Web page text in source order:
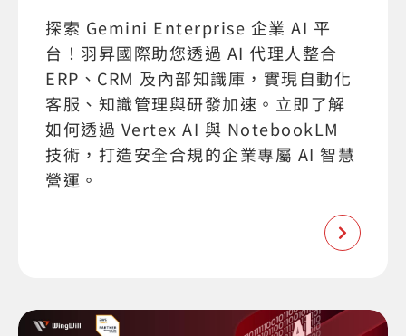
探索 Gemini Enterprise 企業 AI 平
台！羽昇國際助您透過 AI 代理人整合
ERP、CRM 及內部知識庫，實現自動化
客服、知識管理與研發加速。立即了解
如何透過 Vertex AI 與 NotebookLM
技術，打造安全合規的企業專屬 AI 智慧
營運。